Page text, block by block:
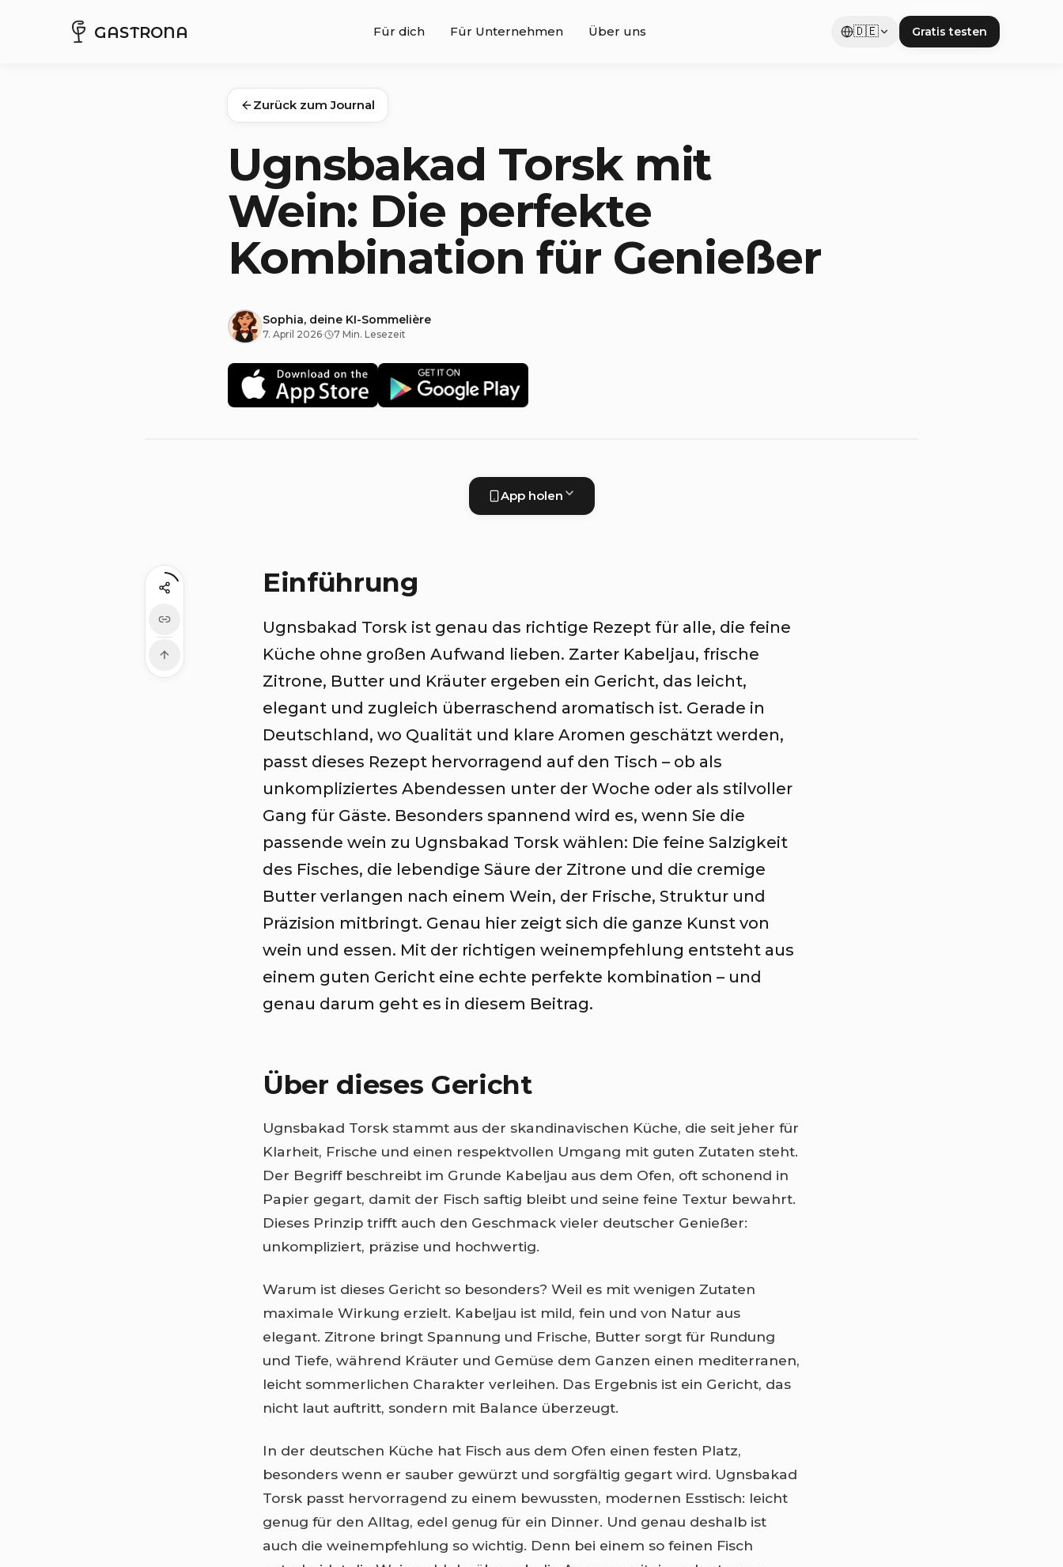
GASTRONA Für dich Für Unternehmen Über uns 🇩🇪 Gratis testen
Zurück zum Journal
Ugnsbakad Torsk mit
Wein: Die perfekte
Kombination für Genießer
Sophia, deine KI-Sommelière
7. April 2026· 7 Min. Lesezeit
App holen
Einführung
Ugnsbakad Torsk ist genau das richtige Rezept für alle, die feine
Küche ohne großen Aufwand lieben. Zarter Kabeljau, frische
Zitrone, Butter und Kräuter ergeben ein Gericht, das leicht,
elegant und zugleich überraschend aromatisch ist. Gerade in
Deutschland, wo Qualität und klare Aromen geschätzt werden,
passt dieses Rezept hervorragend auf den Tisch – ob als
unkompliziertes Abendessen unter der Woche oder als stilvoller
Gang für Gäste. Besonders spannend wird es, wenn Sie die
passende wein zu Ugnsbakad Torsk wählen: Die feine Salzigkeit
des Fisches, die lebendige Säure der Zitrone und die cremige
Butter verlangen nach einem Wein, der Frische, Struktur und
Präzision mitbringt. Genau hier zeigt sich die ganze Kunst von
wein und essen. Mit der richtigen weinempfehlung entsteht aus
einem guten Gericht eine echte perfekte kombination – und
genau darum geht es in diesem Beitrag.
Über dieses Gericht
Ugnsbakad Torsk stammt aus der skandinavischen Küche, die seit jeher für
Klarheit, Frische und einen respektvollen Umgang mit guten Zutaten steht.
Der Begriff beschreibt im Grunde Kabeljau aus dem Ofen, oft schonend in
Papier gegart, damit der Fisch saftig bleibt und seine feine Textur bewahrt.
Dieses Prinzip trifft auch den Geschmack vieler deutscher Genießer:
unkompliziert, präzise und hochwertig.
Warum ist dieses Gericht so besonders? Weil es mit wenigen Zutaten
maximale Wirkung erzielt. Kabeljau ist mild, fein und von Natur aus
elegant. Zitrone bringt Spannung und Frische, Butter sorgt für Rundung
und Tiefe, während Kräuter und Gemüse dem Ganzen einen mediterranen,
leicht sommerlichen Charakter verleihen. Das Ergebnis ist ein Gericht, das
nicht laut auftritt, sondern mit Balance überzeugt.
In der deutschen Küche hat Fisch aus dem Ofen einen festen Platz,
besonders wenn er sauber gewürzt und sorgfältig gegart wird. Ugnsbakad
Torsk passt hervorragend zu einem bewussten, modernen Esstisch: leicht
genug für den Alltag, edel genug für ein Dinner. Und genau deshalb ist
auch die weinempfehlung so wichtig. Denn bei einem so feinen Fisch